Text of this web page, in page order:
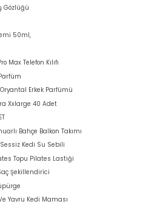
Gözlüğü
50ml,
Max Telefon Kılıfı
Erkek Parfümü
Xxlarge 40 Adet
Bahçe Balkon Takımı
Kedi Su Sebili
Topu Pilates Lastiği
Şekillendirici
Yavru Kedi Maması